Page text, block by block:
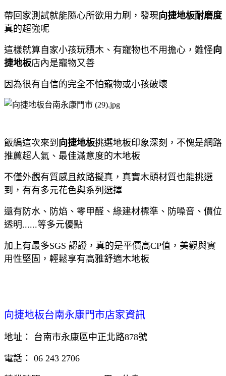
帶回家測試就能隨心所欲用力刷，發現向捷地板耐磨度
真的超強呢
這樣就算自家小孩玩積木、有寵物也不用擔心，難怪向
捷地板店內是寵物又善
因為很有自信的完全不怕寵物或小孩破壞
飯編這次來到 向捷地板挑選地板印象深刻，不愧是網路
推薦超人氣、最佳滿意度的木地板
不僅外觀有質感且紋路擬真，真實木頭材質也能挑選
到，有有多元花色與系列選擇
還有防水、防焰、零甲醛、綠建材標準、防噪音、價位
透明......等多元優點
加上有最多SGS 認證，真的是平價高CP值，美觀與實
用性堅固，輕鬆享有高雅舒適木地板
向捷地板台南永康門市店家資訊
地址： 台南市永康區中正北路878號
電話： 06 243 2706